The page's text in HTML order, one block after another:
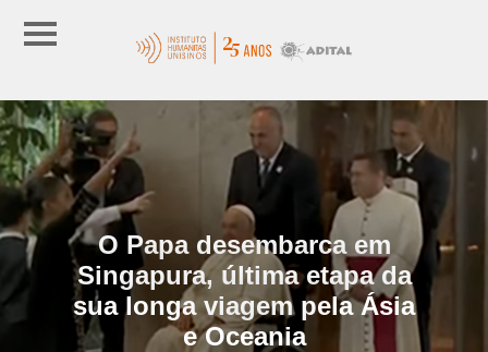
O Papa desembarca em
Singapura, última etapa da
sua longa viagem pela Ásia
e Oceania